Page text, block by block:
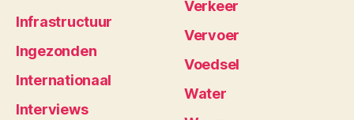
Infrastructuur
Ingezonden
Internationaal
Interviews
Verkeer
Vervoer
Voedsel
Water